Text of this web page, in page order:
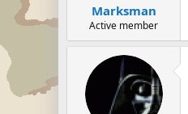
Marksman
Active member